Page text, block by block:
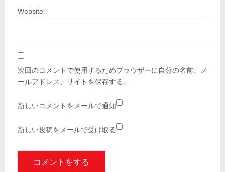
Website:
次回のコメントで使用するためブラウザーに自分の名前、メ
ールアドレス、サイトを保存する。
新しいコメントをメールで通知
新しい投稿をメールで受け取る